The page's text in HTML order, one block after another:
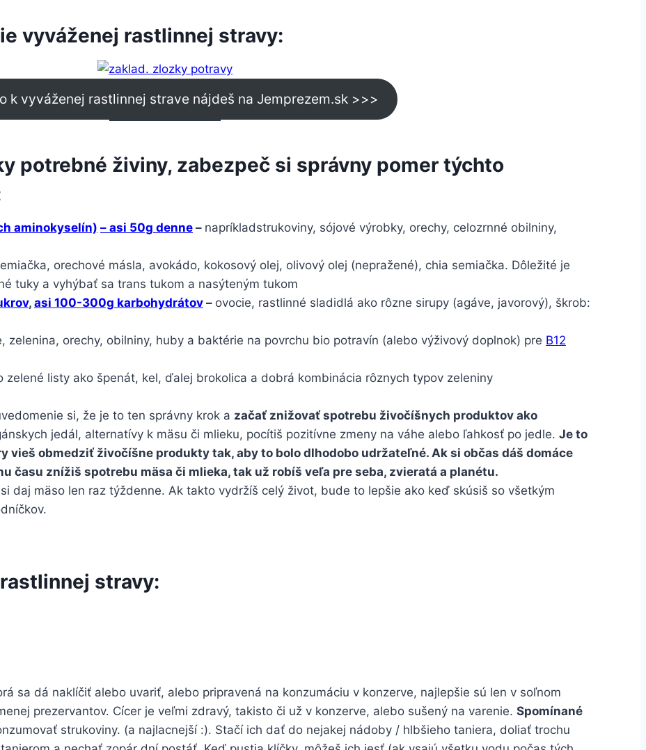
vyváženej rastlinnej stravy:
k vyváženej rastlinnej strave nájdeš na Jemprezem.sk >>>
potrebné živiny, zabezpeč si správny pomer týchto
aminokyselín) – asi 50g denne – napríkladstrukoviny, sójové výrobky, orechy, celozrnné obilniny,
orechové másla, avokádo, kokosový olej, olivový olej (nepražené), chia semiačka. Dôležité je
tuky a vyhýbať sa trans tukom a nasýteným tukom
, asi 100-300g karbohydrátov – ovocie, rastlinné sladidlá ako rôzne sirupy (agáve, javorový), škrob:
zelenina, orechy, obilniny, huby a baktérie na povrchu bio potravín (alebo výživový doplnok) pre B12
zelené listy ako špenát, kel, ďalej brokolica a dobrá kombinácia rôznych typov zeleniny
si, že je to ten správny krok a začať znižovať spotrebu živočíšnych produktov ako
jedál, alternatívy k mäsu či mlieku, pocítiš pozitívne zmeny na váhe alebo ľahkosť po jedle. Je to
vieš obmedziť živočíšne produkty tak, aby to bolo dlhodobo udržateľné. Ak si občas dáš domáce
času znížiš spotrebu mäsa či mlieka, tak už robíš veľa pre seba, zvieratá a planétu.
daj mäso len raz týždenne. Ak takto vydržíš celý život, bude to lepšie ako keď skúsiš so všetkým
stravy:
sa dá naklíčiť alebo uvariť, alebo pripravená na konzumáciu v konzerve, najlepšie sú len v soľnom
prezervantov. Cícer je veľmi zdravý, takisto či už v konzerve, alebo sušený na varenie. Spomínané
strukoviny. (a najlacnejší :). Stačí ich dať do nejakej nádoby / hlbšieho taniera, doliať trochu